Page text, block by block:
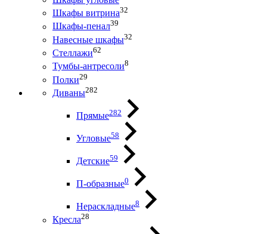
Шкафы витрина32
Шкафы-пенал39
Навесные шкафы32
Стеллажи62
Тумбы-антресоли8
Полки29
Диваны282
Прямые282
Угловые58
Детские59
П-образные0
Нераскладные8
Кресла28